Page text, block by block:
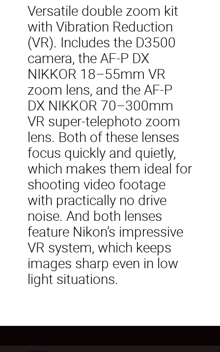
Versatile double zoom kit
with Vibration Reduction
(VR). Includes the D3500
camera, the AF-P DX
NIKKOR 18–55mm VR
zoom lens, and the AF-P
DX NIKKOR 70–300mm
VR super-telephoto zoom
lens. Both of these lenses
focus quickly and quietly,
which makes them ideal for
shooting video footage
with practically no drive
noise. And both lenses
feature Nikon’s impressive
VR system, which keeps
images sharp even in low
light situations.